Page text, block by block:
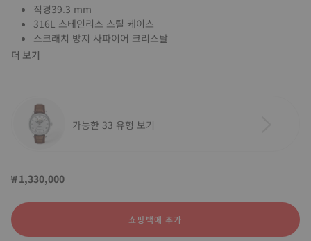
직경39.3 mm
316L 스테인리스 스틸 케이스
스크래치 방지 사파이어 크리스탈
더 보기
가능한 33 유형 보기
₩ 1,330,000
쇼핑백에 추가